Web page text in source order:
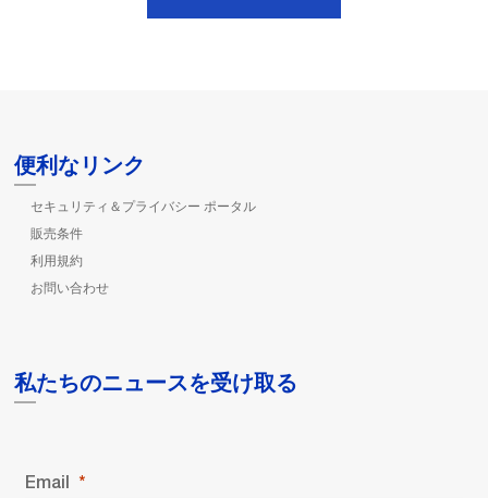
便利なリンク
セキュリティ＆プライバシー ポータル
販売条件
利用規約
お問い合わせ
私たちのニュースを受け取る
Email